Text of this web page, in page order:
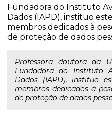
Fundadora do Instituto
Dados (IAPD), instituo
membros dedicados à
de proteção de dados
Professora doutora da
Fundadora do Instituto
Dados (IAPD), instituo
membros dedicados à
de proteção de dados